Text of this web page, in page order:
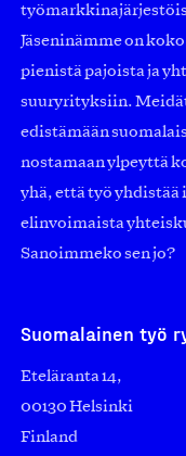
Jäseninämme on
pienistä pajoista ja
suuryrityksiin.
edistämään
nostamaan ylpeyttä
yhä, että työ yhdistää
elinvoimaista
Sanoimmeko sen jo?
Suomalainen työ
Eteläranta 14,
00130 Helsinki
Finland